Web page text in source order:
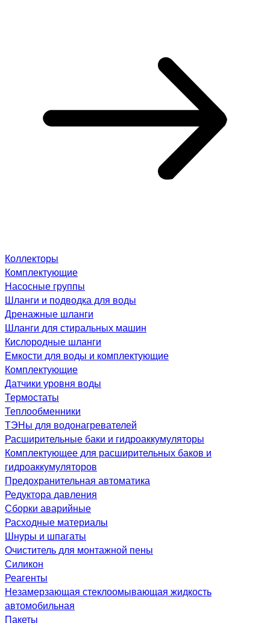
Коллекторы
Комплектующие
Насосные группы
Шланги и подводка для воды
Дренажные шланги
Шланги для стиральных машин
Кислородные шланги
Емкости для воды и комплектующие
Комплектующие
Датчики уровня воды
Термостаты
Теплообменники
ТЭНы для водонагревателей
Расширительные баки и гидроаккумуляторы
Комплектующее для расширительных баков и
гидроаккумуляторов
Предохранительная автоматика
Редуктора давления
Сборки аварийные
Расходные материалы
Шнуры и шпагаты
Очиститель для монтажной пены
Силикон
Реагенты
Незамерзающая стеклоомывающая жидкость
автомобильная
Пакеты